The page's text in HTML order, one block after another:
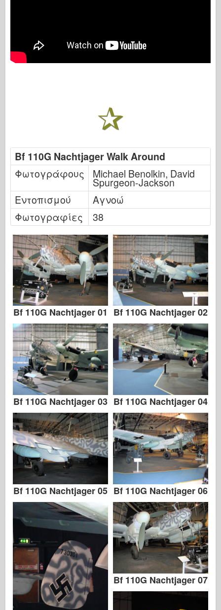
Bf 110G Nachtjager Walk Around
Φωτογράφους
Michael Benolkin, David
Spurgeon-Jackson
Εντοπισμού
Αγνοώ
Φωτογραφίες
38
Bf 110G Nachtjager 01 Bf 110G Nachtjager 02
Bf 110G Nachtjager 03 Bf 110G Nachtjager 04
Bf 110G Nachtjager 05 Bf 110G Nachtjager 06
Bf 110G Nachtjager 07